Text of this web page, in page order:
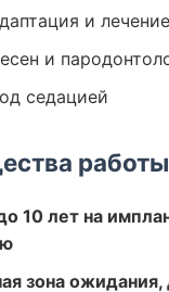
и лечение
и
седацией
10 лет на
зона ожидания,